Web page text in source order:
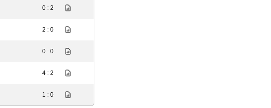
0 : 2
2 : 0
0 : 0
4 : 2
1 : 0